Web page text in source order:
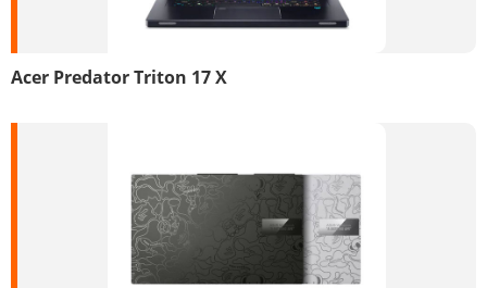
Acer Predator Triton 17 X